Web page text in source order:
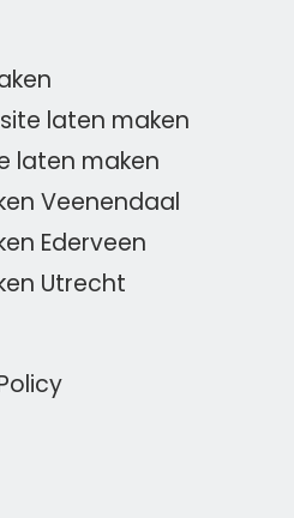
laten maken
laten maken
Veenendaal
Ederveen
Utrecht